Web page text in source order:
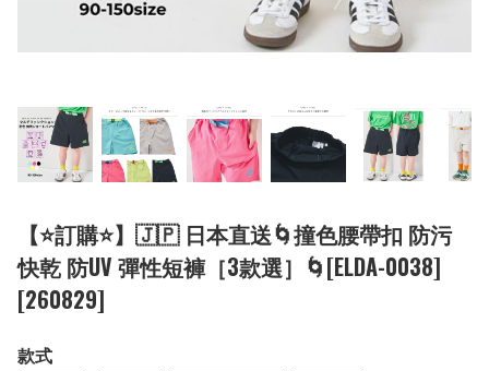
【⭐訂購⭐】🇯🇵 日本直送🌀撞色腰帶扣 防污
快乾 防UV 彈性短褲［3款選］🌀[ELDA-0038]
[260829]
款式